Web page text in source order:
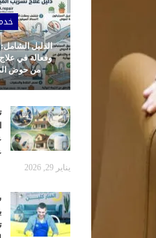
الدليل
وفعالة في
من حوض
يناير 29, 2026